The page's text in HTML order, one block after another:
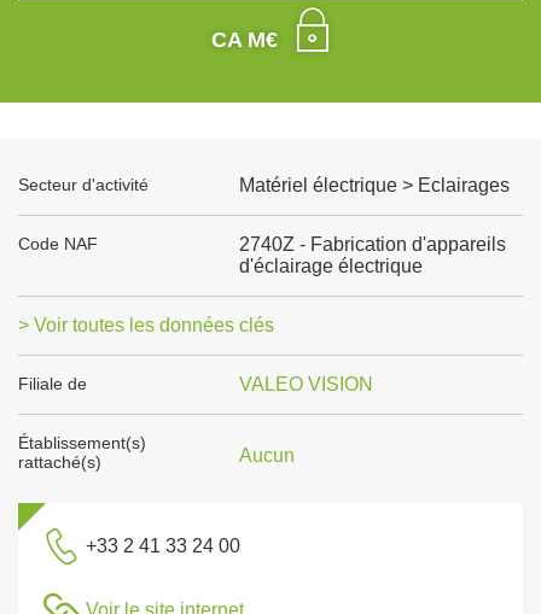
CA M€
Secteur d'activité Matériel électrique > Eclairages
Code NAF
2740Z - Fabrication d'appareils
d'éclairage électrique
> Voir toutes les données clés
Filiale de VALEO VISION
Établissement(s)
rattaché(s)
Aucun
+33 2 41 33 24 00
Voir le site internet